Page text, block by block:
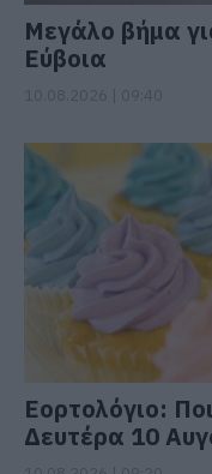
Μεγάλο βήμα
Εύβοια
Εορτολόγιο:
Δευτέρα 10